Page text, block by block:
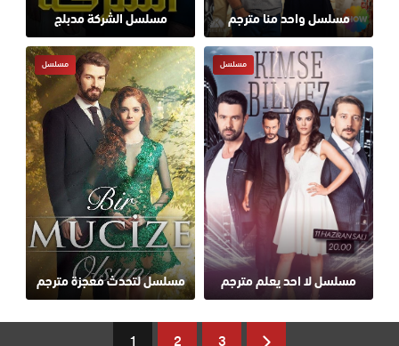
مسلسل واحد منا مترجم مسلسل الشركة مدبلج
مسلسل لا احد يعلم مترجم
مسلسل
مسلسل لتحدث معجزة مترجم
مسلسل